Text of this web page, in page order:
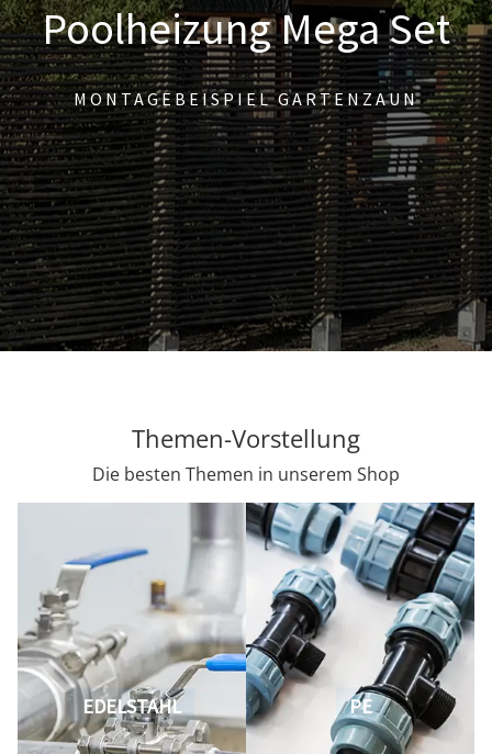
Poolheizung Mega Set
MONTAGEBEISPIEL GARTENZAUN
Themen-Vorstellung
Die besten Themen in unserem Shop
EDELSTAHL PE